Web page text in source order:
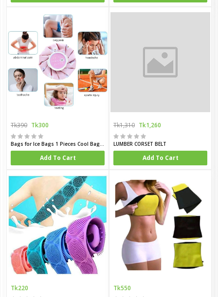
Tk390 Tk300
Bags for Ice Bags 1 Pieces Cool Bags with Screw Lid Reusable First Aid Ice Bag Reusable Ice Bag Waterproof Bag for Pain Relief Cooling Pads
Add To Cart
Tk1,310 Tk1,260
LUMBER CORSET BELT
Add To Cart
Tk220 Tk550